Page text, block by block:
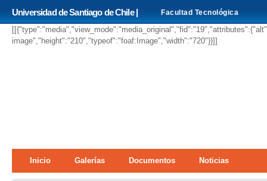
Universidad de Santiago de Chile | Facultad Tecnológica
image","height":"210","typeof":"foaf:Image","width":"720"}}]]
Menú principal
Inicio Galerías Documentos Noticias